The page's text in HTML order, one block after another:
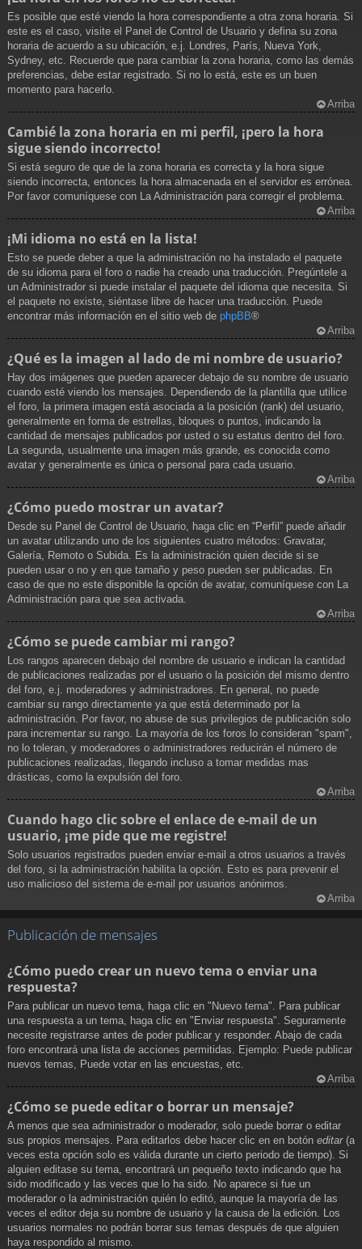
Es posible que esté viendo la hora correspondiente a otra zona horaria. Si
este es el caso, visite el Panel de Control de Usuario y defina su zona
horaria de acuerdo a su ubicación, e.j. Londres, París, Nueva York,
Sydney, etc. Recuerde que para cambiar la zona horaria, como las demás
preferencias, debe estar registrado. Si no lo está, este es un buen
momento para hacerlo.
Arriba
Cambié la zona horaria en mi perfil, ¡pero la hora
sigue siendo incorrecto!
Si está seguro de que de la zona horaria es correcta y la hora sigue
siendo incorrecta, entonces la hora almacenada en el servidor es errónea.
Por favor comuníquese con La Administración para corregir el problema.
Arriba
¡Mi idioma no está en la lista!
Esto se puede deber a que la administración no ha instalado el paquete
de su idioma para el foro o nadie ha creado una traducción. Pregúntele a
un Administrador si puede instalar el paquete del idioma que necesita. Si
el paquete no existe, siéntase libre de hacer una traducción. Puede
encontrar más información en el sitio web de phpBB®
Arriba
¿Qué es la imagen al lado de mi nombre de usuario?
Hay dos imágenes que pueden aparecer debajo de su nombre de usuario
cuando esté viendo los mensajes. Dependiendo de la plantilla que utilice
el foro, la primera imagen está asociada a la posición (rank) del usuario,
generalmente en forma de estrellas, bloques o puntos, indicando la
cantidad de mensajes publicados por usted o su estatus dentro del foro.
La segunda, usualmente una imagen más grande, es conocida como
avatar y generalmente es única o personal para cada usuario.
Arriba
¿Cómo puedo mostrar un avatar?
Desde su Panel de Control de Usuario, haga clic en “Perfil” puede añadir
un avatar utilizando uno de los siguientes cuatro métodos: Gravatar,
Galería, Remoto o Subida. Es la administración quien decide si se
pueden usar o no y en que tamaño y peso pueden ser publicadas. En
caso de que no este disponible la opción de avatar, comuníquese con La
Administración para que sea activada.
Arriba
¿Cómo se puede cambiar mi rango?
Los rangos aparecen debajo del nombre de usuario e indican la cantidad
de publicaciones realizadas por el usuario o la posición del mismo dentro
del foro, e.j. moderadores y administradores. En general, no puede
cambiar su rango directamente ya que está determinado por la
administración. Por favor, no abuse de sus privilegios de publicación solo
para incrementar su rango. La mayoría de los foros lo consideran "spam",
no lo toleran, y moderadores o administradores reducirán el número de
publicaciones realizadas, llegando incluso a tomar medidas mas
drásticas, como la expulsión del foro.
Arriba
Cuando hago clic sobre el enlace de e-mail de un
usuario, ¡me pide que me registre!
Solo usuarios registrados pueden enviar e-mail a otros usuarios a través
del foro, si la administración habilita la opción. Esto es para prevenir el
uso malicioso del sistema de e-mail por usuarios anónimos.
Arriba
Publicación de mensajes
¿Cómo puedo crear un nuevo tema o enviar una
respuesta?
Para publicar un nuevo tema, haga clic en "Nuevo tema". Para publicar
una respuesta a un tema, haga clic en "Enviar respuesta". Seguramente
necesite registrarse antes de poder publicar y responder. Abajo de cada
foro encontrará una lista de acciones permitidas. Ejemplo: Puede publicar
nuevos temas, Puede votar en las encuestas, etc.
Arriba
¿Cómo se puede editar o borrar un mensaje?
A menos que sea administrador o moderador, solo puede borrar o editar
sus propios mensajes. Para editarlos debe hacer clic en en botón editar(a
veces esta opción solo es válida durante un cierto periodo de tiempo). Si
alguien editase su tema, encontrará un pequeño texto indicando que ha
sido modificado y las veces que lo ha sido. No aparece si fue un
moderador o la administración quién lo editó, aunque la mayoría de las
veces el editor deja su nombre de usuario y la causa de la edición. Los
usuarios normales no podrán borrar sus temas después de que alguien
haya respondido al mismo.